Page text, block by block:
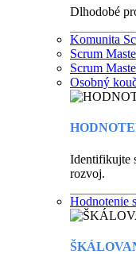
Dlhodobé
Komunita
Scrum
Scrum
Osobný
Identifikujte
rozvoj.
Hodnotenie